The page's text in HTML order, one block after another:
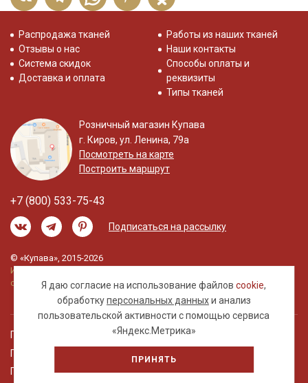
Я даю согласие на использование файловcookie,
обработкуперсональных данныхи анализ
пользовательской активности с помощью сервиса
«Яндекс.Метрика»
ПРИНЯТЬ
Распродажа тканей
Отзывы о нас
Система скидок
Доставка и оплата
Работы из наших тканей
Наши контакты
Способы оплаты и
реквизиты
Типы тканей
Розничный магазин Купава
г. Киров, ул. Ленина, 79а
Посмотреть на карте
Построить маршрут
+7 (800) 533-75-43
Подписаться на рассылку
© «Купава», 2015-2026
Информация на сайте не является публичной
офертой.
Правовая информация
Политика обработки персональных данных
Пользовательское соглашение